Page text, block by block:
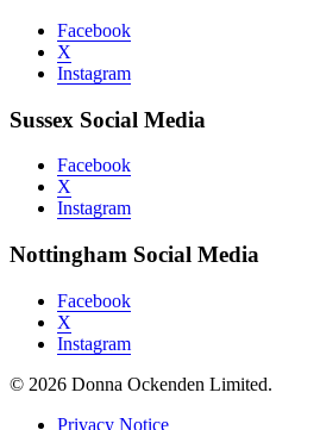
Facebook
X
Instagram
Sussex Social Media
Facebook
X
Instagram
Nottingham Social Media
Facebook
X
Instagram
© 2026 Donna Ockenden Limited.
Privacy Notice